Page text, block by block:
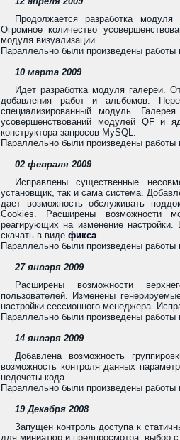
Продолжается разработка
Огромное количество
модуля визуализации.
Параллельно были произведены
10 марта 2009
Идет разработка модуля галереи.
добавления работ и альбомов.
специализированный модуль.
усовершенствований модулей QF и
конструктора запросов MySQL.
Параллельно были произведены
02 февраля 2009
Исправлены существенные
установщик, так и сама система.
дает возможность обслуживать
Cookies. Расширены возможности
реагирующих на изменение
скачать в виде фикса.
Параллельно были произведены
27 января 2009
Расширены возможности
пользователей. Изменены
настройки сессионного менеджера.
Параллельно были произведены
14 января 2009
Добавлена возможность
возможность контроля данных
недочеты кода.
Параллельно были произведены
19 Декабря 2008
Запущен контроль доступа к
для миниатюр и предпросмотра, выбор